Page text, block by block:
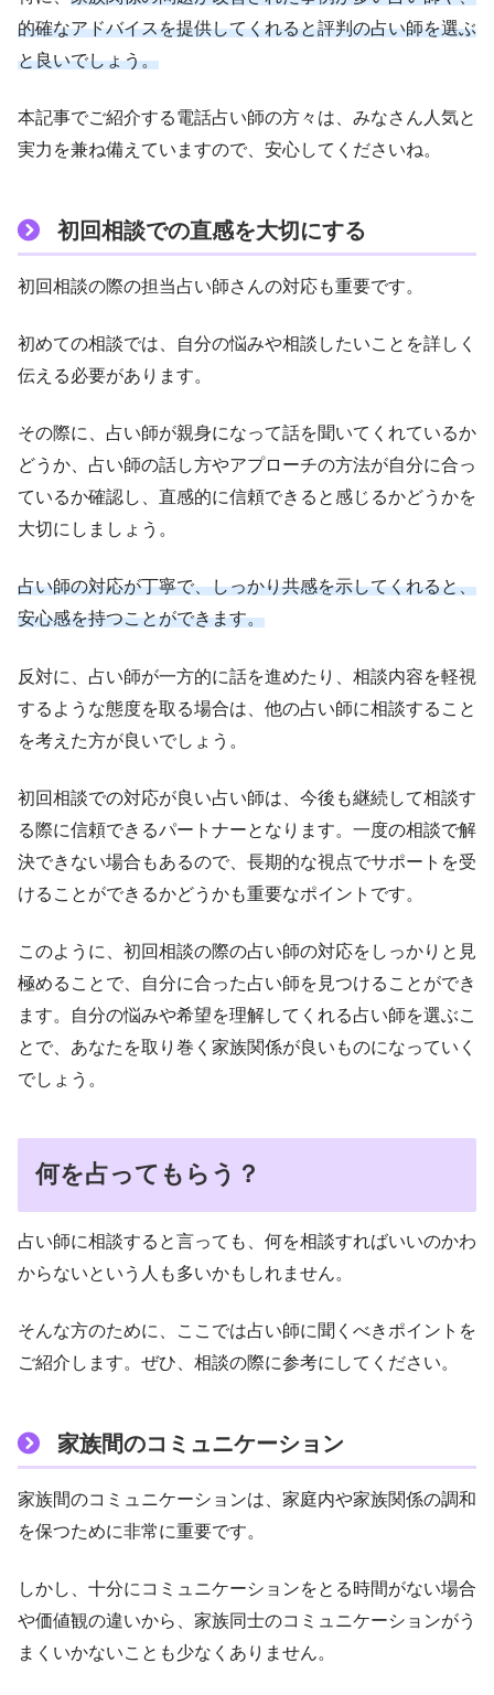
的確なアドバイスを提供してくれると評判の占い師を選ぶ
と良いでしょう。
本記事でご紹介する電話占い師の方々は、みなさん人気と
実力を兼ね備えていますので、安心してくださいね。
初回相談での直感を大切にする
初回相談の際の担当占い師さんの対応も重要です。
初めての相談では、自分の悩みや相談したいことを詳しく
伝える必要があります。
その際に、占い師が親身になって話を聞いてくれているか
どうか、占い師の話し方やアプローチの方法が自分に合っ
ているか確認し、直感的に信頼できると感じるかどうかを
大切にしましょう。
占い師の対応が丁寧で、しっかり共感を示してくれると、
安心感を持つことができます。
反対に、占い師が一方的に話を進めたり、相談内容を軽視
するような態度を取る場合は、他の占い師に相談すること
を考えた方が良いでしょう。
初回相談での対応が良い占い師は、今後も継続して相談す
る際に信頼できるパートナーとなります。一度の相談で解
決できない場合もあるので、長期的な視点でサポートを受
けることができるかどうかも重要なポイントです。
このように、初回相談の際の占い師の対応をしっかりと見
極めることで、自分に合った占い師を見つけることができ
ます。自分の悩みや希望を理解してくれる占い師を選ぶこ
とで、あなたを取り巻く家族関係が良いものになっていく
でしょう。
何を占ってもらう？
占い師に相談すると言っても、何を相談すればいいのかわ
からないという人も多いかもしれません。
そんな方のために、ここでは占い師に聞くべきポイントを
ご紹介します。ぜひ、相談の際に参考にしてください。
家族間のコミュニケーション
家族間のコミュニケーションは、家庭内や家族関係の調和
を保つために非常に重要です。
しかし、十分にコミュニケーションをとる時間がない場合
や価値観の違いから、家族同士のコミュニケーションがう
まくいかないことも少なくありません。